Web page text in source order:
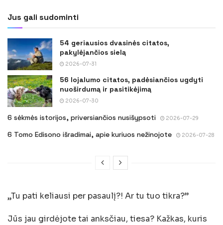
Jus gali sudominti
54 geriausios dvasinės citatos,
pakylėjančios sielą
2026-07-31
56 lojalumo citatos, padėsiančios ugdyti
nuoširdumą ir pasitikėjimą
2026-07-30
6 sėkmės istorijos, priversiančios nusišypsoti 2026-07-29
6 Tomo Edisono išradimai, apie kuriuos nežinojote 2026-07-28
„Tu pati keliausi per pasaulį?! Ar tu tuo tikra?”
Jūs jau girdėjote tai anksčiau, tiesa? Kažkas, kuris